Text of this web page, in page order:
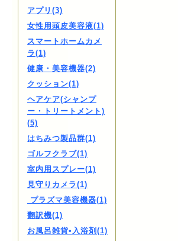
アプリ(3)
女性用頭皮美容液(1)
スマートホームカメ
ラ(1)
健康・美容機器(2)
クッション(1)
ヘアケア(シャンプ
ー・トリートメント)
(5)
はちみつ製品群(1)
ゴルフクラブ(1)
室内用スプレー(1)
見守りカメラ(1)
プラズマ美容機器(1)
翻訳機(1)
お風呂雑貨•入浴剤(1)